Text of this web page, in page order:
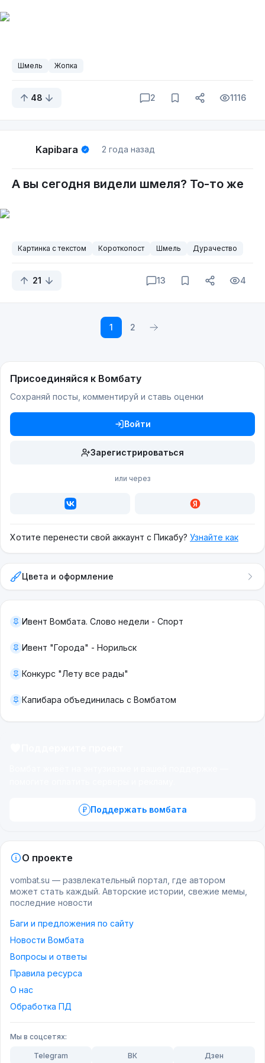
А ещё я просто шмелей на цветах люблю
появляются и наши пушистые друзья. Они
начинают активно питаться и спариваться,
подземными гнёздами одиночных пчёл, ос,
шмелей. Эти насекомые роют туннели в земле,
чтобы откладывать собственные яйца. Когда
самка находит вход в гнездо, она зависает над
ним и быстро откладывает яйца в направлении
отверстия. Сама она не заходит внутрь гнезда.
что помогает им сливаться с окружающей
средой. Самка способна отложить несколько
Шмель Жопка
48 2 1116
Kapibara 2 года назад
А вы сегодня видели шмеля? То-то же
Картинка с текстом Короткопост Шмель Дурачество
21 13 4
1 2
Присоединяйся к Вомбату
Сохраняй посты, комментируй и ставь оценки
Войти
Зарегистрироваться
или через
Хотите перенести свой аккаунт с Пикабу? Узнайте как
Цвета и оформление
Ивент Вомбата. Слово недели - Спорт
Ивент "Города" - Норильск
Конкурс "Лету все рады"
Капибара объединилась с Вомбатом
Поддержать вомбата
О проекте
vombat.su — развлекательный портал, где автором
может стать каждый. Авторские истории, свежие мемы,
последние новости
Баги и предложения по сайту
Новости Вомбата
Вопросы и ответы
Правила ресурса
О нас
Обработка ПД
Мы в соцсетях:
Telegram ВК Дзен